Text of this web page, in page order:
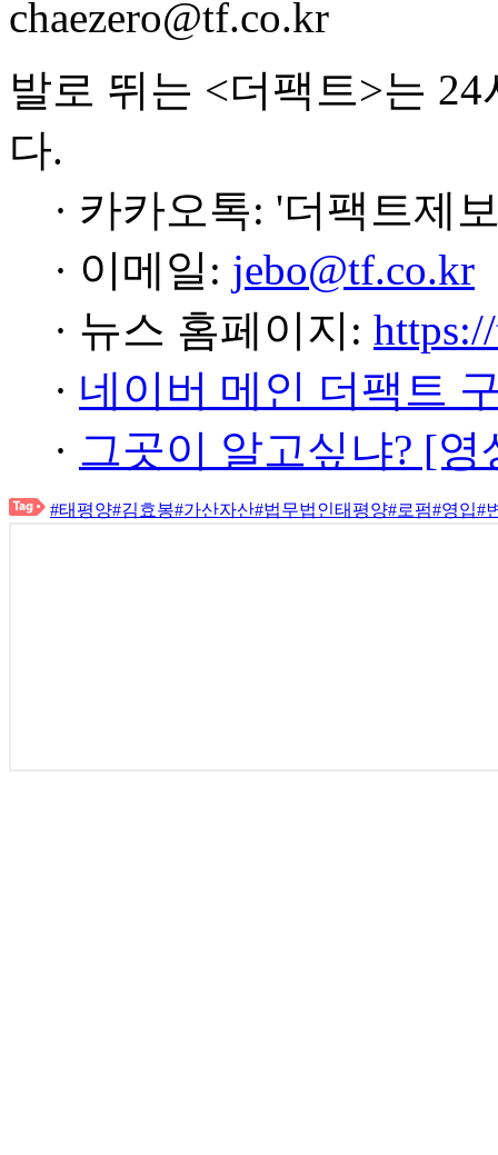
chaezero@tf.co.kr
발로 뛰는 <더팩트>는
다.
· 카카오톡: '더팩트제
· 이메일: jebo@tf.co.kr
· 뉴스 홈페이지:
· 네이버 메인 더팩트
· 그곳이 알고싶냐? [
#태평양#김효봉#가산자산#법무법인태평양#로펌#영입#